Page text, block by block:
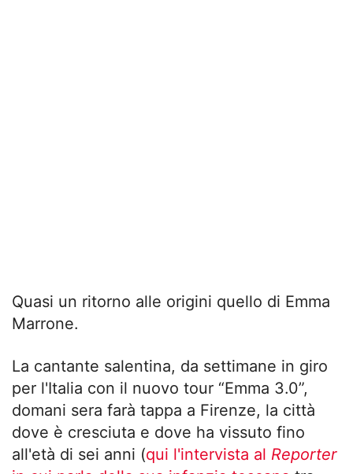
Quasi un ritorno alle origini quello di Emma
Marrone.
La cantante salentina, da settimane in giro
per l'Italia con il nuovo tour “Emma 3.0”,
domani sera farà tappa a Firenze, la città
dove è cresciuta e dove ha vissuto fino
all'età di sei anni (qui l'intervista al Reporter